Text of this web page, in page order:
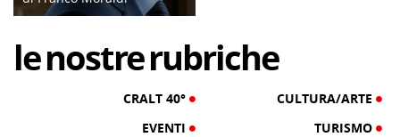
lenostrerubriche
CRALT 40°
CULTURA/ARTE
EVENTI
TURISMO